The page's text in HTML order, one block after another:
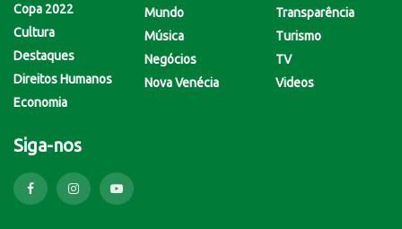
Copa 2022
Cultura
Destaques
Direitos Humanos
Economia
Mundo
Música
Negócios
Nova Venécia
Transparência
Turismo
TV
Videos
Siga-nos